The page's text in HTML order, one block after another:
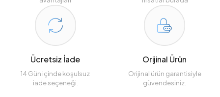
Ücretsiz İade
14 Gün içinde koşulsuz
iade seçeneği.
Orijinal Ürün
Orijinal ürün garantisiyle
güvendesiniz.